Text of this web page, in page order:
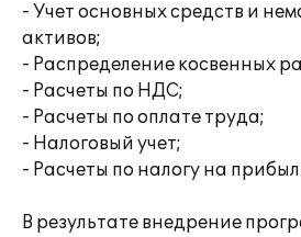
- Учет основных средств и
активов;
- Распределение косвенных
- Расчеты по НДС;
- Расчеты по оплате труда;
- Налоговый учет;
- Расчеты по налогу на
В результате внедрение